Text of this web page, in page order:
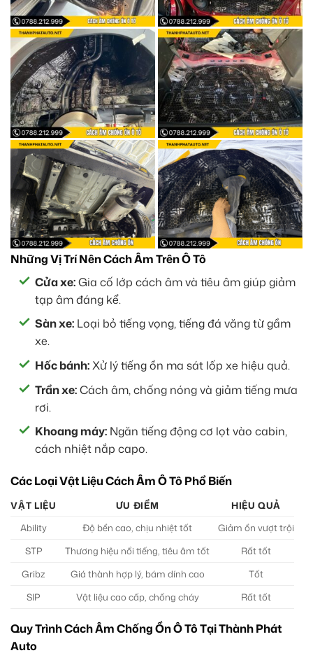
Những Vị Trí Nên Cách Âm Trên Ô Tô
Cửa xe:Gia cố lớp cách âm và tiêu âm giúp giảm
tạp âm đáng kể.
Sàn xe: Loại bỏ tiếng vọng, tiếng đá văng từ gầm
xe.
Hốc bánh:Xử lý tiếng ồn ma sát lốp xe hiệu quả.
Trần xe:Cách âm, chống nóng và giảm tiếng mưa
rơi.
Khoang máy: Ngăn tiếng động cơ lọt vào cabin,
cách nhiệt nắp capo.
Các Loại Vật Liệu Cách Âm Ô Tô Phổ Biến
VẬT LIỆU ƯU ĐIỂM
HIỆU QUẢ
Ability
Độ bền cao, chịu nhiệt tốt
Giảm ồn vượt trội
STP
Thương hiệu nổi tiếng, tiêu âm tốt
Rất tốt
Gribz
Giá thành hợp lý, bám dính cao
Tốt
SIP
Vật liệu cao cấp, chống cháy Rất tốt
Quy Trình Cách Âm Chống Ồn Ô Tô Tại Thành Phát
Auto